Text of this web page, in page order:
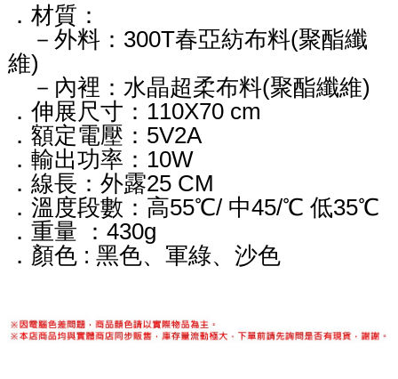
．材質：
－外料：300T春亞紡布料(聚酯纖
維)
－內裡：水晶超柔布料(聚酯纖維)
．伸展尺寸：110X70 cm
．額定電壓：5V2A
．輸出功率：10W
．線長：外露25 CM
．溫度段數：高55℃/ 中45/℃ 低35℃
．重量 ：430g
．顏色 : 黑色、軍綠、沙色